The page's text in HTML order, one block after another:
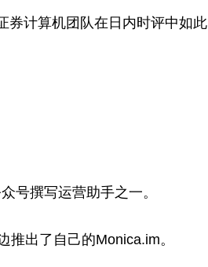
券计算机团队在日内时评中如此
号撰写运营助手之一。
出了自己的Monica.im。